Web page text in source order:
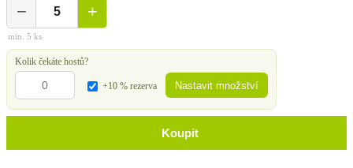
− +
min. 5 ks
Kolik čekáte hostů?
+10 % rezerva Nastavit množství
Koupit